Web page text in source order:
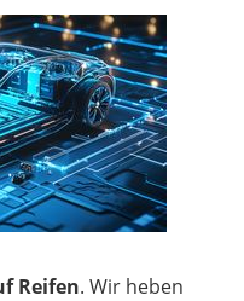
Reifen. Wir heben